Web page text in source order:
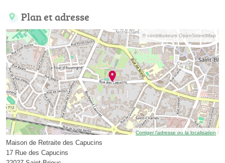
Plan et adresse
© contributeurs OpenStreetMap
Corriger l’adresse ou la localisation
Maison de Retraite des Capucins
17 Rue des Capucins